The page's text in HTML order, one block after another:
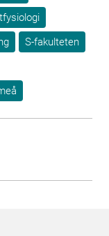
S-fakulteten